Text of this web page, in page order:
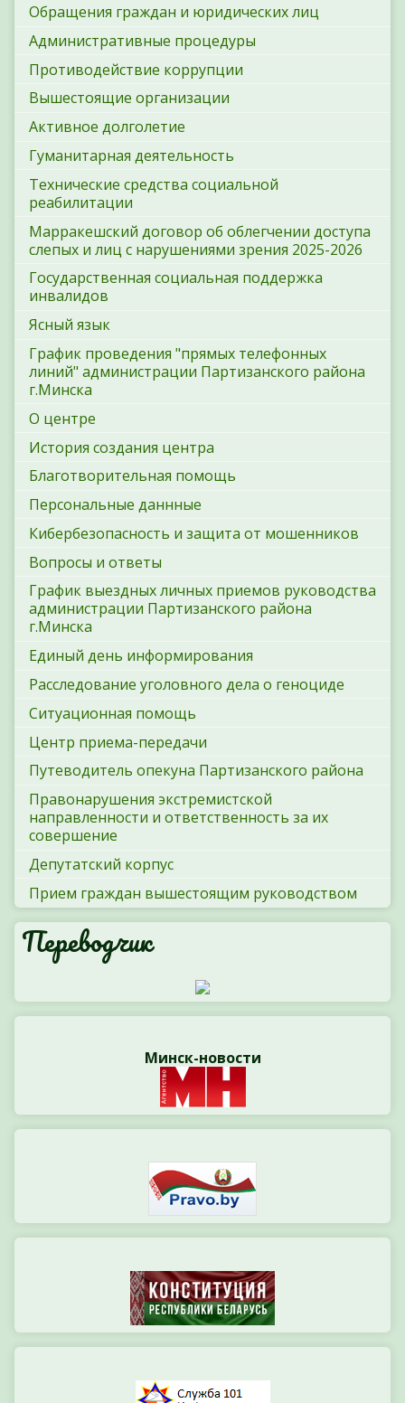
Обращения граждан и юридических лиц
Административные процедуры
Противодействие коррупции
Вышестоящие организации
Активное долголетие
Гуманитарная деятельность
Технические средства социальной
реабилитации
Марракешский договор об облегчении доступа
слепых и лиц с нарушениями зрения 2025-2026
Государственная социальная поддержка
инвалидов
Ясный язык
График проведения "прямых телефонных
линий" администрации Партизанского района
г.Минска
О центре
История создания центра
Благотворительная помощь
Персональные даннные
Кибербезопасность и защита от мошенников
Вопросы и ответы
График выездных личных приемов руководства
администрации Партизанского района
г.Минска
Единый день информирования
Расследование уголовного дела о геноциде
Ситуационная помощь
Центр приема-передачи
Путеводитель опекуна Партизанского района
Правонарушения экстремистской
направленности и ответственность за их
совершение
Депутатский корпус
Прием граждан вышестоящим руководством
Переводчик
Минск-новости